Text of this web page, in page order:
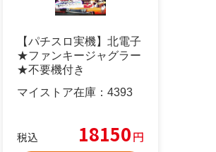
【パチスロ実機】北電子
★ファンキージャグラー
★不要機付き
マイストア在庫： 4393
税込 18150円